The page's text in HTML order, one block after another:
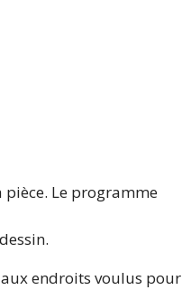
Le programme
endroits voulus pour